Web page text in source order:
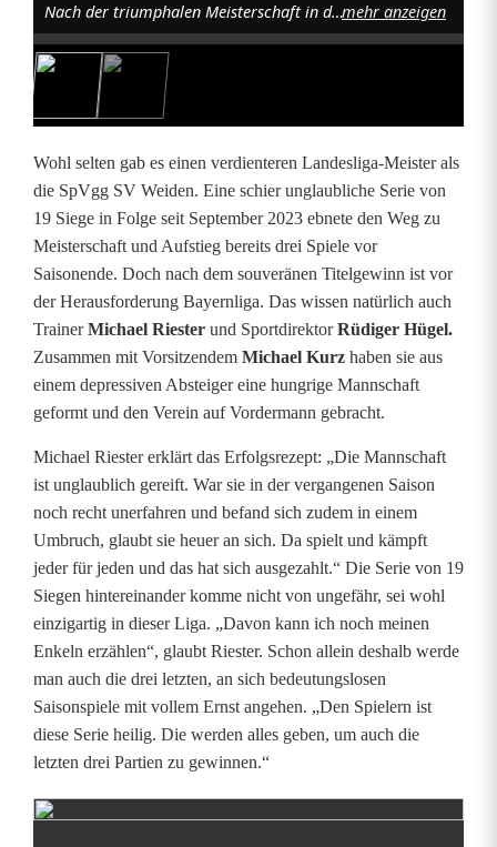
S
V
W
i
d
e
n
:
N
c
h
d
e
m
A
u
s
Nach der triumphalen Meisterschaft in der Landesliga Mitte dürfte es für die SpVgg SV Weiden in der Bayernliga ungleich schwerer werden. Foto: Werner Frankenmehr anzeigen
Wohl selten gab es einen verdienteren Landesliga-Meister als
die SpVgg SV Weiden. Eine schier unglaubliche Serie von
19 Siege in Folge seit September 2023 ebnete den Weg zu
Meisterschaft und Aufstieg bereits drei Spiele vor
Saisonende. Doch nach dem souveränen Titelgewinn ist vor
der Herausforderung Bayernliga. Das wissen natürlich auch
TrainerMichael Riester und SportdirektorRüdiger Hügel.
Zusammen mit Vorsitzendem Michael Kurz haben sie aus
einem depressiven Absteiger eine hungrige Mannschaft
geformt und den Verein auf Vordermann gebracht.
Michael Riester erklärt das Erfolgsrezept: „Die Mannschaft
ist unglaublich gereift. War sie in der vergangenen Saison
noch recht unerfahren und befand sich zudem in einem
Umbruch, glaubt sie heuer an sich. Da spielt und kämpft
jeder für jeden und das hat sich ausgezahlt.“ Die Serie von 19
Siegen hintereinander komme nicht von ungefähr, sei wohl
einzigartig in dieser Liga. „Davon kann ich noch meinen
Enkeln erzählen“, glaubt Riester. Schon allein deshalb werde
man auch die drei letzten, an sich bedeutungslosen
Saisonspiele mit vollem Ernst angehen. „Den Spielern ist
diese Serie heilig. Die werden alles geben, um auch die
letzten drei Partien zu gewinnen.“